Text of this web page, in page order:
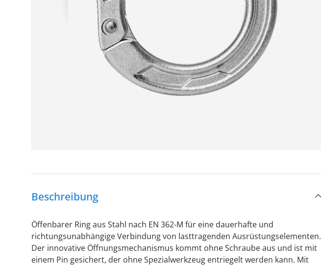
Beschreibung
Öffenbarer Ring aus Stahl nach EN 362-M für eine dauerhafte und
richtungsunabhängige Verbindung von lasttragenden Ausrüstungselementen.
Der innovative Öffnungsmechanismus kommt ohne Schraube aus und ist mit
einem Pin gesichert, der ohne Spezialwerkzeug entriegelt werden kann. Mit